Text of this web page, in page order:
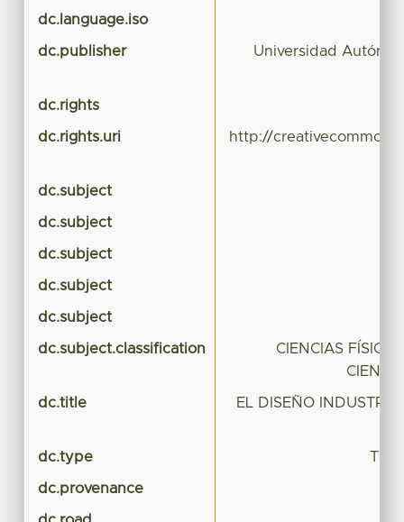
dc.language.iso
dc.publisher Universidad
dc.rights
dc.rights.uri http://
dc.subject
dc.subject
dc.subject
dc.subject
dc.subject
dc.subject.classification
CIENCIAS FÍSICO
dc.title EL DISEÑO
dc.type
dc.provenance